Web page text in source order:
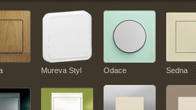
Mureva Styl Odace Sedna